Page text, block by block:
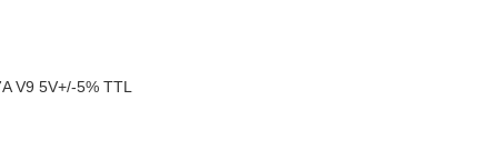
V9 5V+/-5% TTL